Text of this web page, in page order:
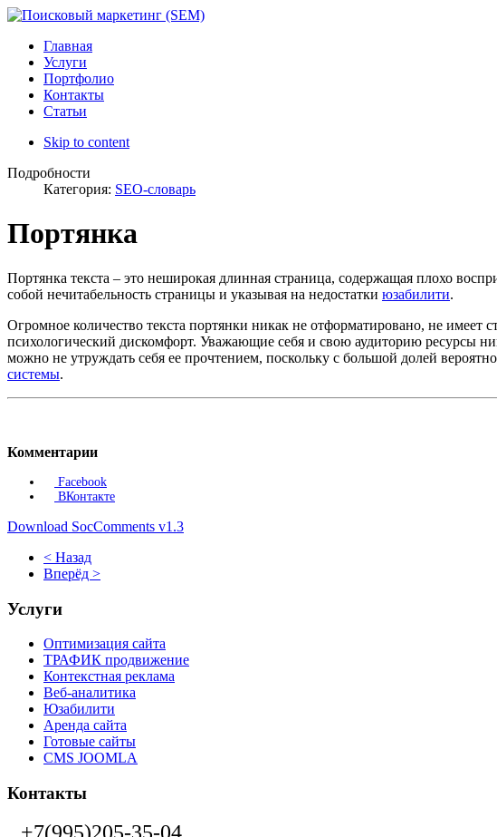
Главная
Услуги
Портфолио
Контакты
Статьи
Skip to content
Подробности
Категория: SEO-словарь
Портянка
Портянка текста – это неширокая длинная страница, содержащая плохо
собой нечитабельность страницы и указывая на недостатки юзабилити.
Огромное количество текста портянки никак не отформатировано, не имеет
психологический дискомфорт. Уважающие себя и свою аудиторию ресурсы
можно не утруждать себя ее прочтением, поскольку с большой долей
системы.
Комментарии
Facebook
ВКонтакте
Download SocComments v1.3
< Назад
Вперёд >
Услуги
Оптимизация сайта
ТРАФИК продвижение
Контекстная реклама
Веб-аналитика
Юзабилити
Аренда сайта
Готовые сайты
CMS JOOMLA
Контакты
+7(995)205-35-04